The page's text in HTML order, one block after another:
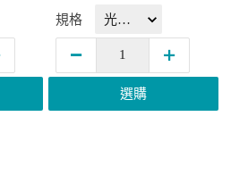
規格
選購